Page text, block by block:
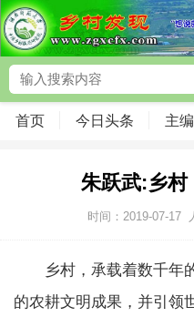
首页 今日头条 主
朱跃武:乡村
时间：2019-07-17
乡村，承载着数千年
的农耕文明成果，并引领